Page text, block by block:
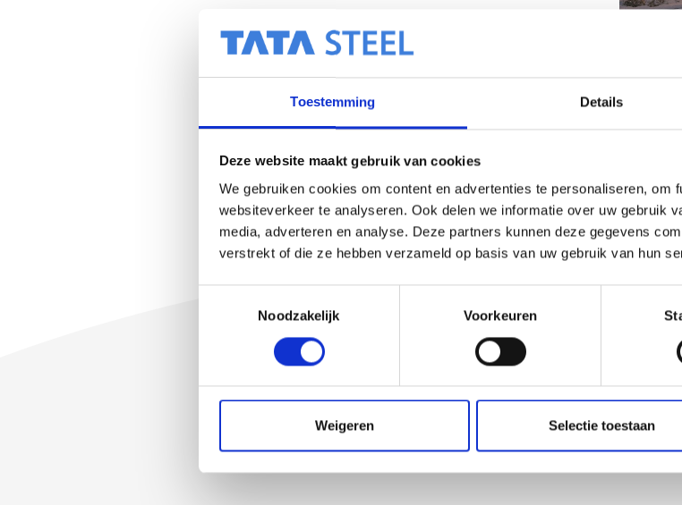
Toestemming Details
Deze website maakt gebruik van cookies
We gebruiken cookies om content en advertenties te personaliseren, om
websiteverkeer te analyseren. Ook delen we informatie over uw gebruik
media, adverteren en analyse. Deze partners kunnen deze gegevens
verstrekt of die ze hebben verzameld op basis van uw gebruik van hun
i
Noodzakelijk Voorkeuren
Weigeren Selectie toestaan
Bekijk al onze nieuwsberichten
Terug naar het nieuwsoverzicht